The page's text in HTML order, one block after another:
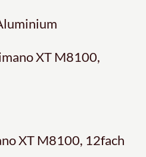
XT M8100,
XT M8100, 12fach